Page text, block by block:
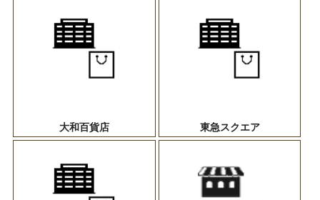
大和百貨店 東急スクエア